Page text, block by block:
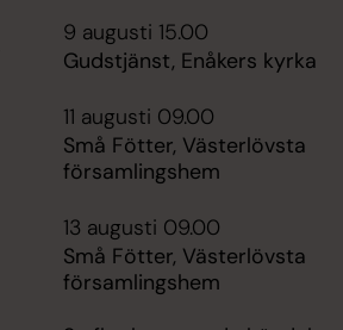
9 augusti 15.00
Gudstjänst, Enåkers kyrka
11 augusti 09.00
Små Fötter, Västerlövsta
församlingshem
13 augusti 09.00
Små Fötter, Västerlövsta
församlingshem